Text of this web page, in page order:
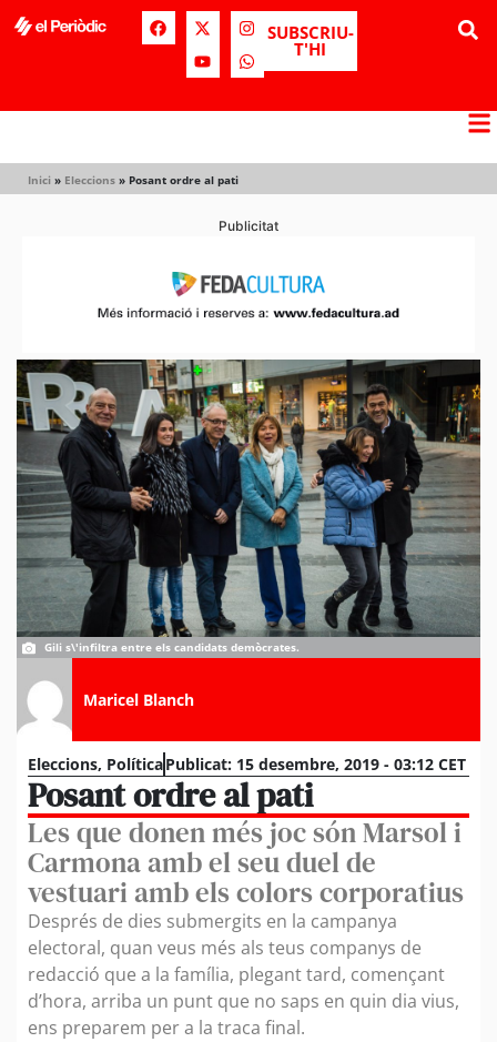
SUBSCRIU-
T'HI
Inici » Eleccions » Posant ordre al pati
Publicitat
Gili s\'infiltra entre els candidats demòcrates.
Maricel Blanch
Eleccions, PolíticaPublicat: 15 desembre, 2019 - 03:12 CET
Posant ordre al pati
Les que donen més joc són Marsol i
Carmona amb el seu duel de
vestuari amb els colors corporatius
Després de dies submergits en la campanya
electoral, quan veus més als teus companys de
redacció que a la família, plegant tard, començant
d’hora, arriba un punt que no saps en quin dia vius,
ens preparem per a la traca final.